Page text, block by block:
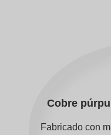
Cobre
Fabricado con